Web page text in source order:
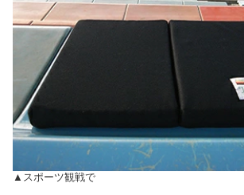
▲スポーツ観戦で